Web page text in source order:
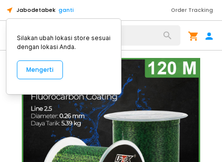
Jabodetabek ganti Order Tracking
Alat Kopi
Silakan ubah lokasi store sesuai
dengan lokasi Anda.
Mengerti